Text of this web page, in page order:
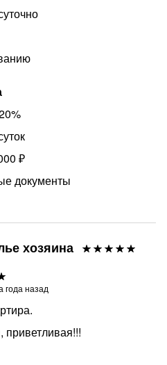
₽
документы
хозяина
года назад
приветливая!!!